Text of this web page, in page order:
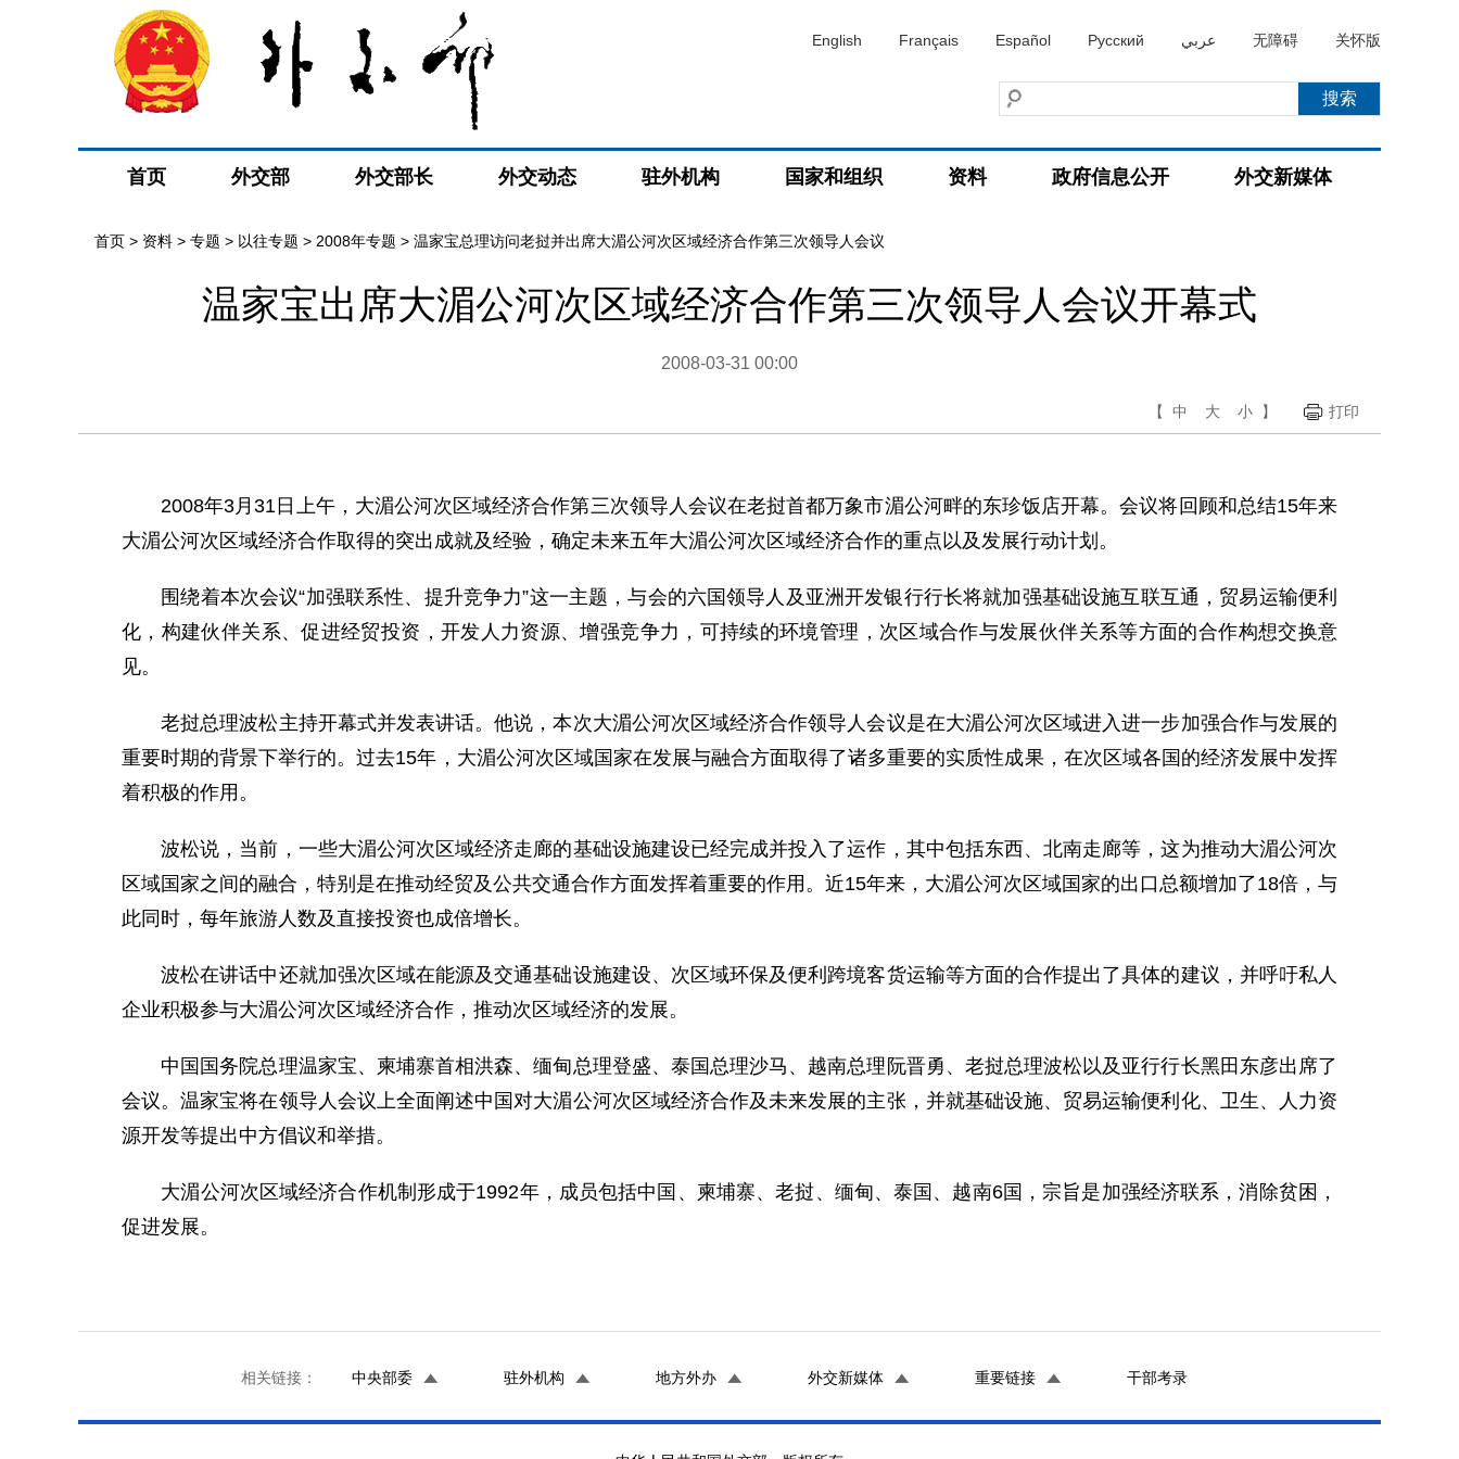
English Français Español Русский عربي 无障碍 关怀版
首页 外交部 外交部长 外交动态 驻外机构 国家和组织 资料 政府信息公开 外交新媒体
首页 > 资料 > 专题 > 以往专题 > 2008年专题 > 温家宝总理访问老挝并出席大湄公河次区域经济合作第三次领导人会议
温家宝出席大湄公河次区域经济合作第三次领导人会议开幕式
2008-03-31 00:00
【 中 大 小 】 打印
2008年3月31日上午，大湄公河次区域经济合作第三次领导人会议在老挝首都万象市湄公河畔的东珍饭店开幕。会议将回顾和总结15年来
大湄公河次区域经济合作取得的突出成就及经验，确定未来五年大湄公河次区域经济合作的重点以及发展行动计划。
围绕着本次会议“加强联系性、提升竞争力”这一主题，与会的六国领导人及亚洲开发银行行长将就加强基础设施互联互通，贸易运输便利
化，构建伙伴关系、促进经贸投资，开发人力资源、增强竞争力，可持续的环境管理，次区域合作与发展伙伴关系等方面的合作构想交换意
见。
老挝总理波松主持开幕式并发表讲话。他说，本次大湄公河次区域经济合作领导人会议是在大湄公河次区域进入进一步加强合作与发展的
重要时期的背景下举行的。过去15年，大湄公河次区域国家在发展与融合方面取得了诸多重要的实质性成果，在次区域各国的经济发展中发挥
着积极的作用。
波松说，当前，一些大湄公河次区域经济走廊的基础设施建设已经完成并投入了运作，其中包括东西、北南走廊等，这为推动大湄公河次
区域国家之间的融合，特别是在推动经贸及公共交通合作方面发挥着重要的作用。近15年来，大湄公河次区域国家的出口总额增加了18倍，与
此同时，每年旅游人数及直接投资也成倍增长。
波松在讲话中还就加强次区域在能源及交通基础设施建设、次区域环保及便利跨境客货运输等方面的合作提出了具体的建议，并呼吁私人
企业积极参与大湄公河次区域经济合作，推动次区域经济的发展。
中国国务院总理温家宝、柬埔寨首相洪森、缅甸总理登盛、泰国总理沙马、越南总理阮晋勇、老挝总理波松以及亚行行长黑田东彦出席了
会议。温家宝将在领导人会议上全面阐述中国对大湄公河次区域经济合作及未来发展的主张，并就基础设施、贸易运输便利化、卫生、人力资
源开发等提出中方倡议和举措。
大湄公河次区域经济合作机制形成于1992年，成员包括中国、柬埔寨、老挝、缅甸、泰国、越南6国，宗旨是加强经济联系，消除贫困，
促进发展。
相关链接： 中央部委 驻外机构 地方外办 外交新媒体 重要链接 干部考录